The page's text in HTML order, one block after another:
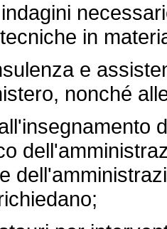
in
e
nonché